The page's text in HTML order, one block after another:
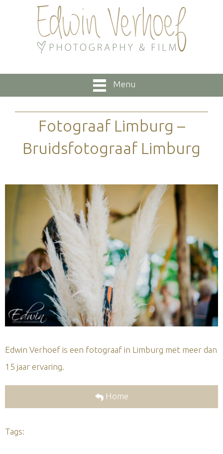
Menu
Fotograaf Limburg –
Bruidsfotograaf Limburg
Edwin Verhoef is een fotograaf in Limburg met meer dan
15 jaar ervaring.
Home
Tags: